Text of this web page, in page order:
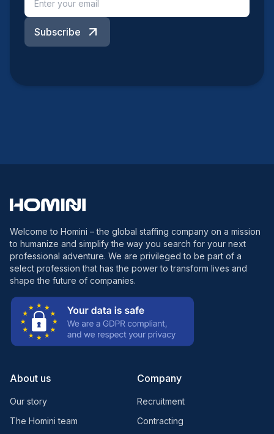
Subscribe
Welcome to Homini – the global staffing company on a mission
to humanize and simplify the way you search for your next
professional adventure. We are privileged to be part of a
select profession that has the power to transform lives and
shape the future of companies.
About us
Our story
The Homini team
Company
Recruitment
Contracting